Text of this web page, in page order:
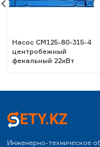
Насос СМ125-80-315-4
центробежный
фекальный 22кВт
Инженерно-техническое